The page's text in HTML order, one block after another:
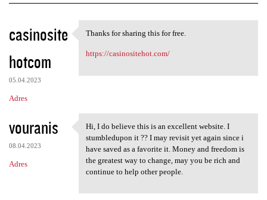
K
o
m
e
n
a
r
z
casinosite
hotcom
05.04.2023
Adres
Thanks for sharing this for
Thanks for sharing this for free.
https://casinositehot.com/
vouranis
08.04.2023
Adres
Hi, I do believe this is an
Hi, I do believe this is an excellent website. I
stumbledupon it ?? I may revisit yet again since i
have saved as a favorite it. Money and freedom is
the greatest way to change, may you be rich and
continue to help other people.